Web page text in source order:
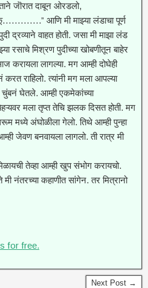
जॊरात दाबून ओरडलो,
आणि मी माझ्या लंडाचा पूर्ण
द्रव्याने वाहत होती. जसा मी माझा लंड
रसाचे मिश्रण पुदीच्या खोबणीतून बाहेर
करायला लागल्या. मग आम्ही दोघेही
करत राहिलो. त्यांनी मग मला आपल्या
चुंबनं घेतले. आम्ही एकमेकांच्या
मला तृप्त तेचि झलक दिसत होती. मग
मध्ये अंघोळीला गेलो. तिथे आम्ही पुन्हा
जेवण बनवायला लागलो. ती रात्र मी
तेव्हा आम्ही खुप संभोग करायचो.
मी नंतरच्या कहाणीत सांगेन. तर मित्रानो
for free.
Next Post →